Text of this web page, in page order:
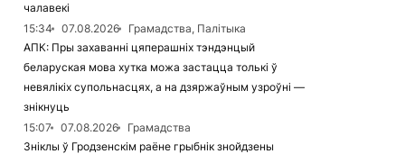
чалавекі
15:34
07.08.2026
Грамадства, Палітыка
АПК: Пры захаванні цяперашніх тэндэнцый
беларуская мова хутка можа застацца толькі ў
невялікіх супольнасцях, а на дзяржаўным узроўні —
знікнуць
15:07
07.08.2026
Грамадства
Зніклы ў Гродзенскім раёне грыбнік знойдзены